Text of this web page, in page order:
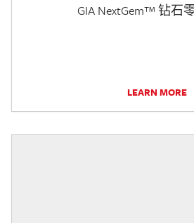
GIA NextGem™ 钻石
LEARN MORE